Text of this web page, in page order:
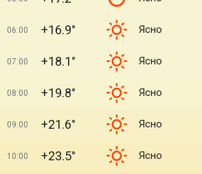
06:00 +16.9° Ясно
07:00 +18.1° Ясно
08:00 +19.8° Ясно
09:00 +21.6° Ясно
10:00 +23.5° Ясно